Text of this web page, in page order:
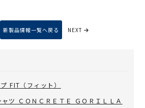
新製品情報一覧へ戻る NEXT
FIT（フィット）
ツ ＣＯＮＣＲＥＴＥ ＧＯＲＩＬＬＡ